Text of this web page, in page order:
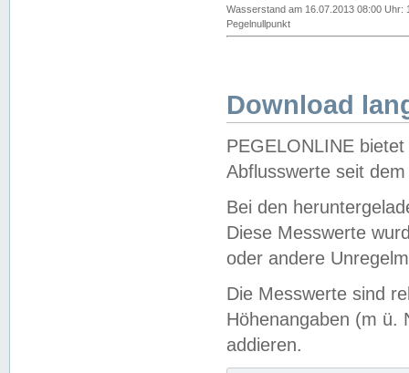
Wasserstand am 16.07.2013 08:00 Uhr:
Pegelnullpunkt
Download
PEGELONLINE
Abflusswerte seit
Bei den
Diese Messwerte
oder andere
Die Messwerte sind
Höhenangaben (m ü.
addieren.